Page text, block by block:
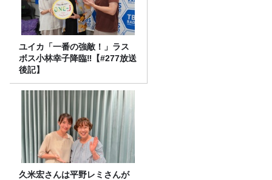
ユイカ「一番の強敵！」ラス
ボス小林幸子降臨‼【#277放送
後記】
久米宏さんは平野レミさんが